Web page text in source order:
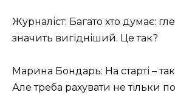
Журналіст: Багато хто думає:
значить вигідніший. Це так?
Марина Бондарь: На старті –
Але треба рахувати не тільки